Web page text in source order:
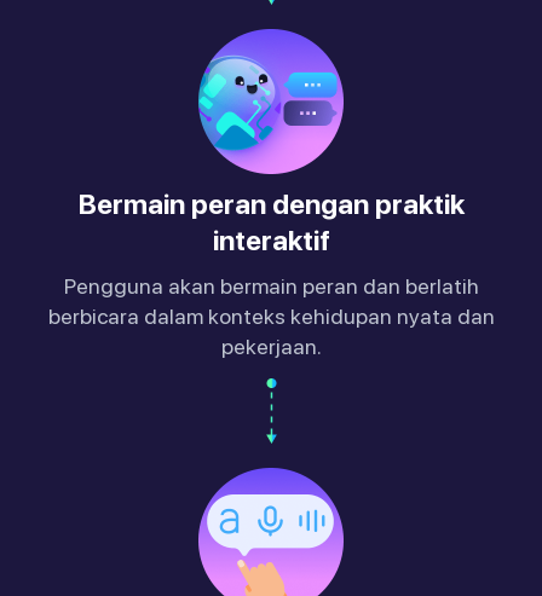
Bermain peran dengan praktik
interaktif
Pengguna akan bermain peran dan berlatih
berbicara dalam konteks kehidupan nyata dan
pekerjaan.